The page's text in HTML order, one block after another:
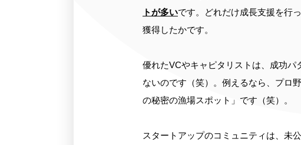
トが多いです。どれだけ成長支援を行
獲得したかです。
優れたVCやキャピタリストは、成功パ
ないのです（笑）。例えるなら、プロ
の秘密の漁場スポット」です（笑）。
スタートアップのコミュニティは、未